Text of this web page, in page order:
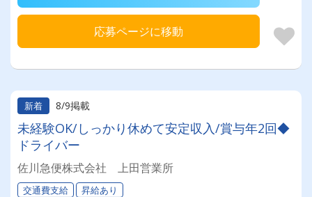
応募ページに移動
新着 8/9掲載
未経験OK/しっかり休めて安定収入/賞与年2回◆
ドライバー
佐川急便株式会社 上田営業所
交通費支給 昇給あり